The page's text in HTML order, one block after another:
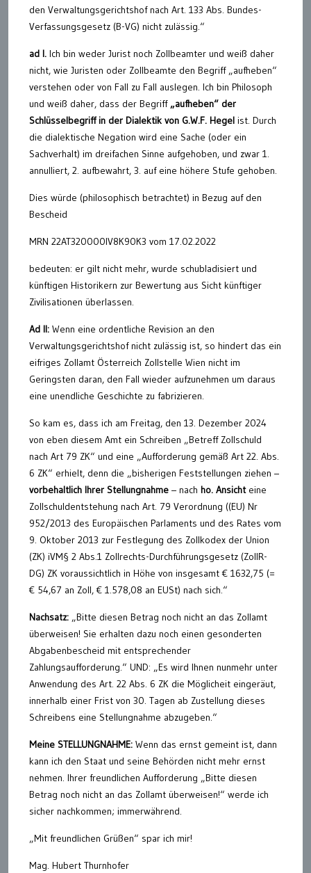
den Verwaltungsgerichtshof nach Art. 133 Abs. Bundes-
Verfassungsgesetz (B-VG) nicht zulässig.“
ad I. Ich bin weder Jurist noch Zollbeamter und weiß daher
nicht, wie Juristen oder Zollbeamte den Begriff „aufheben“
verstehen oder von Fall zu Fall auslegen. Ich bin Philosoph
und weiß daher, dass der Begriff „aufheben“ der
Schlüsselbegriff in der Dialektik von G.W.F. Hegel ist. Durch
die dialektische Negation wird eine Sache (oder ein
Sachverhalt) im dreifachen Sinne aufgehoben, und zwar 1.
annulliert, 2. aufbewahrt, 3. auf eine höhere Stufe gehoben.
Dies würde (philosophisch betrachtet) in Bezug auf den
Bescheid
MRN 22AT320000IV8K90K3 vom 17.02.2022
bedeuten: er gilt nicht mehr, wurde schubladisiert und
künftigen Historikern zur Bewertung aus Sicht künftiger
Zivilisationen überlassen.
Ad II: Wenn eine ordentliche Revision an den
Verwaltungsgerichtshof nicht zulässig ist, so hindert das ein
eifriges Zollamt Österreich Zollstelle Wien nicht im
Geringsten daran, den Fall wieder aufzunehmen um daraus
eine unendliche Geschichte zu fabrizieren.
So kam es, dass ich am Freitag, den 13. Dezember 2024
von eben diesem Amt ein Schreiben „Betreff Zollschuld
nach Art 79 ZK“ und eine „Aufforderung gemäß Art 22. Abs.
6 ZK“ erhielt, denn die „bisherigen Feststellungen ziehen –
vorbehaltlich Ihrer Stellungnahme – nach ho. Ansicht eine
Zollschuldentstehung nach Art. 79 Verordnung ((EU) Nr
952/2013 des Europäischen Parlaments und des Rates vom
9. Oktober 2013 zur Festlegung des Zollkodex der Union
(ZK) iVM§ 2 Abs.1 Zollrechts-Durchführungsgesetz (ZollR-
DG) ZK voraussichtlich in Höhe von insgesamt € 1632,75 (=
€ 54,67 an Zoll, € 1.578,08 an EUSt) nach sich.“
Nachsatz: „Bitte diesen Betrag noch nicht an das Zollamt
überweisen! Sie erhalten dazu noch einen gesonderten
Abgabenbescheid mit entsprechender
Zahlungsaufforderung.“ UND: „Es wird Ihnen nunmehr unter
Anwendung des Art. 22 Abs. 6 ZK die Möglicheit eingeräut,
innerhalb einer Frist von 30. Tagen ab Zustellung dieses
Schreibens eine Stellungnahme abzugeben.“
Meine STELLUNGNAHME: Wenn das ernst gemeint ist, dann
kann ich den Staat und seine Behörden nicht mehr ernst
nehmen. Ihrer freundlichen Aufforderung „Bitte diesen
Betrag noch nicht an das Zollamt überweisen!“ werde ich
sicher nachkommen; immerwährend.
„Mit freundlichen Grüßen“ spar ich mir!
Mag. Hubert Thurnhofer